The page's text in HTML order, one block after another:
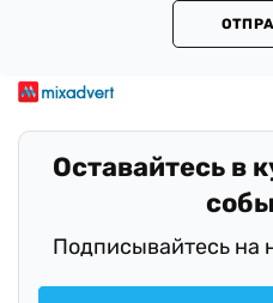
Оставайтесь в
Подписывайтесь на